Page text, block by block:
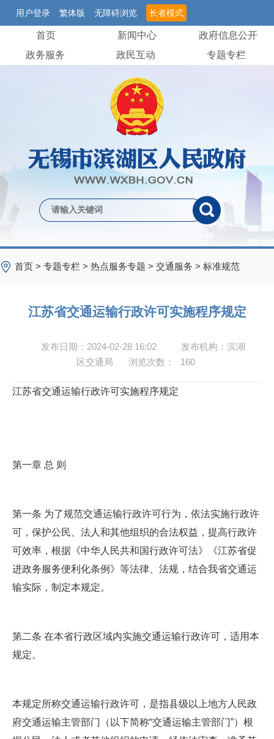
用户登录 繁体版 无障碍浏览 长者模式
首页 新闻中心
政府信息公开
政务服务
政民互动 专题专栏
首页 > 专题专栏 > 热点服务专题 > 交通服务 > 标准规范
江苏省交通运输行政许可实施程序规定
发布日期：2024-02-28 16:02
发布机构：滨湖
区交通局
浏览次数： 160
江苏省交通运输行政许可实施程序规定
第一章 总 则
第一条 为了规范交通运输行政许可行为，依法实施行政许
可，保护公民、法人和其他组织的合法权益，提高行政许
可效率，根据《中华人民共和国行政许可法》《江苏省促
进政务服务便利化条例》等法律、法规，结合我省交通运
输实际，制定本规定。
第二条 在本省行政区域内实施交通运输行政许可，适用本
规定。
本规定所称交通运输行政许可，是指县级以上地方人民政
府交通运输主管部门（以下简称“交通运输主管部门”）根